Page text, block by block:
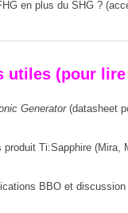
en plus du SHG ?
utiles (pour
Generator(datasheet
Ti:Sapphire (Mira,
BBO et discussion